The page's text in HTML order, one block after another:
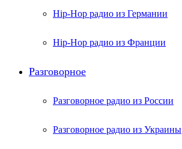
Hip-Hop радио из Германии
Hip-Hop радио из Франции
Разговорное
Разговорное радио из России
Разговорное радио из Украины